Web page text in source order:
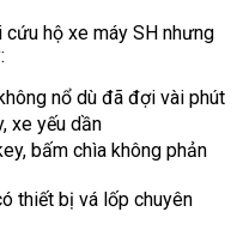
hộ xe máy SH nhưng
nổ dù đã đợi vài phút
xe yếu dần
bấm chìa không phản
thiết bị vá lốp chuyên